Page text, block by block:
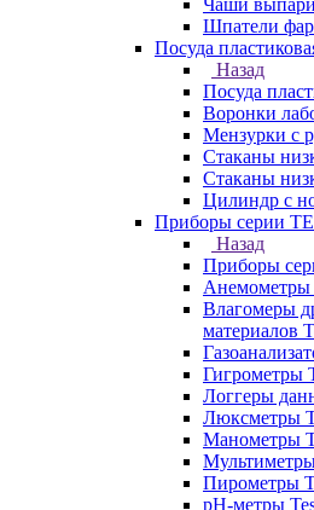
Чаши
Шпатели
Посуда
Назад
Посуда
Воронки
Мензурки с
Стаканы
Стаканы
Цилиндр с
Приборы серии
Назад
Приборы
Анемометры
Влагомеры
материалов
Гигрометры
Логгеры
Люксметры
Манометры
Пирометры
pH-метры